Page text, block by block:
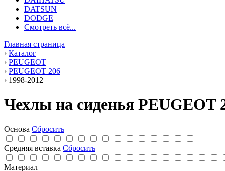
DATSUN
DODGE
Смотреть всё...
Главная страница
› Каталог
› PEUGEOT
› PEUGEOT 206
› 1998-2012
Чехлы на сиденья PEUGEOT
Основа Сбросить
Средняя вставка Сбросить
Материал